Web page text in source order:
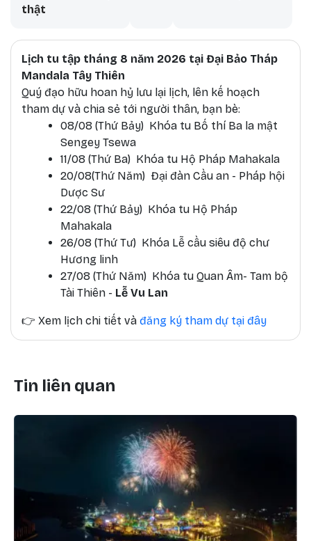
thật
Lịch tu tập tháng 8 năm 2026 tại Đại Bảo Tháp
Mandala Tây Thiên
Quý đạo hữu hoan hỷ lưu lại lịch, lên kế hoạch
tham dự và chia sẻ tới người thân, bạn bè:
08/08 (Thứ Bảy) Khóa tu Bố thí Ba la mật
Sengey Tsewa
11/08 (Thứ Ba) Khóa tu Hộ Pháp Mahakala
20/08(Thứ Năm) Đại đàn Cầu an - Pháp hội
Dược Sư
22/08 (Thứ Bảy) Khóa tu Hộ Pháp
Mahakala
26/08 (Thứ Tư) Khóa Lễ cầu siêu độ chư
Hương linh
27/08 (Thứ Năm) Khóa tu Quan Âm- Tam bộ
Tài Thiên - Lễ Vu Lan
👉 Xem lịch chi tiết và đăng ký tham dự tại đây
Tin liên quan